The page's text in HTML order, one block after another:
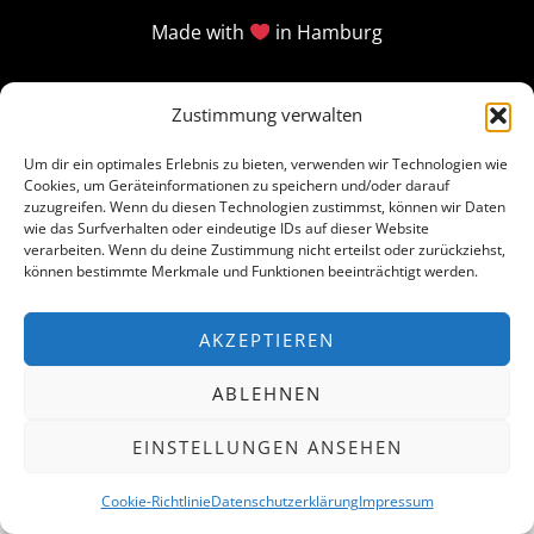
Zustimmung verwalten
Um dir ein optimales Erlebnis zu bieten, verwenden wir Technologien wie
Cookies, um Geräteinformationen zu speichern und/oder darauf
zuzugreifen. Wenn du diesen Technologien zustimmst, können wir Daten
wie das Surfverhalten oder eindeutige IDs auf dieser Website
verarbeiten. Wenn du deine Zustimmung nicht erteilst oder zurückziehst,
können bestimmte Merkmale und Funktionen beeinträchtigt werden.
AKZEPTIEREN
ABLEHNEN
EINSTELLUNGEN ANSEHEN
Cookie-RichtlinieDatenschutzerklärungImpressum
Made with in Hamburg